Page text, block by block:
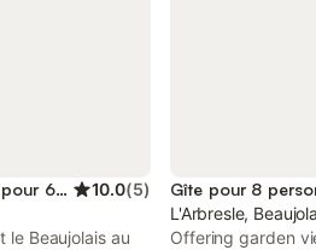
Location de vacances pour 6 personnes 10.0(5)
le Beaujolais au
Gîte pour 8
L'Arbresle,
Offering garden